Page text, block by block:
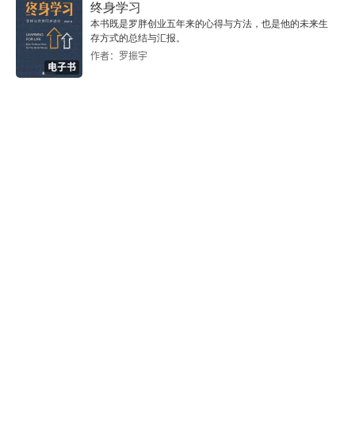
电子书
终身学习
本书既是罗胖创业五年来的心得与方法，也是他的未来生
存方式的总结与汇报。
作者：罗振宇